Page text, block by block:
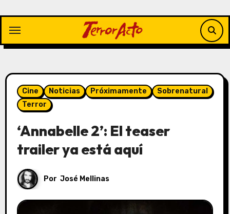
contenido
Cine Noticias Próximamente
Sobrenatural
Terror
‘Annabelle 2’: El teaser
trailer ya está aquí
Por José Mellinas